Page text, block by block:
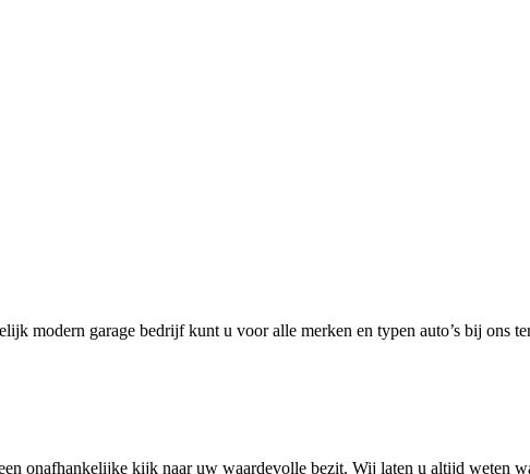
modern garage bedrijf kunt u voor alle merken en typen auto’s bij ons
onafhankelijke kijk naar uw waardevolle bezit. Wij laten u altijd weten